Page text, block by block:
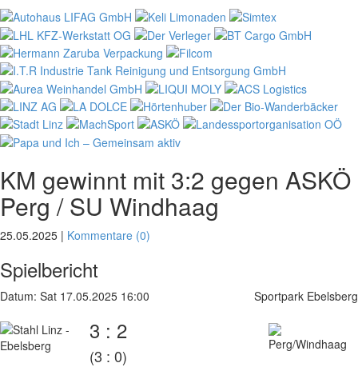
KM gewinnt mit 3:2 gegen ASKÖ
Perg / SU Windhaag
25.05.2025 | Kommentare (0)
Spielbericht
Datum: Sat 17.05.2025 16:00 Sportpark Ebelsberg
3 : 2
(3 : 0)